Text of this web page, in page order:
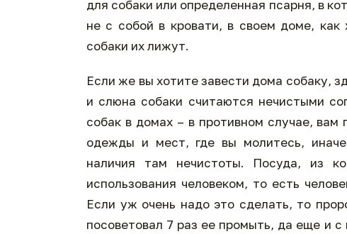
для собаки или определенная псарня, в
не с собой в кровати, в своем доме,
собаки их лижут.
Если же вы хотите завести дома собаку,
и слюна собаки считаются нечистыми
собак в домах – в противном случае,
одежды и мест, где вы молитесь,
наличия там нечистоты. Посуда, из
использования человеком, то есть
Если уж очень надо это сделать, то
посоветовал 7 раз ее промыть, да еще и с